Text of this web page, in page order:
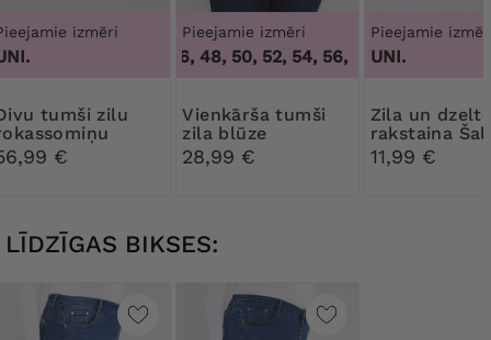
izmēri
zilu
€
Pieejamie izmēri
44, 46, 48, 50, 52, 54, 56, 58, 60, 62, 64
Vienkārša tumši
zila blūze
28,99 €
Pieejamie
UNI.
Zila un dzeltena
rakstaina
11,99 €
LĪDZĪGAS BIKSES: